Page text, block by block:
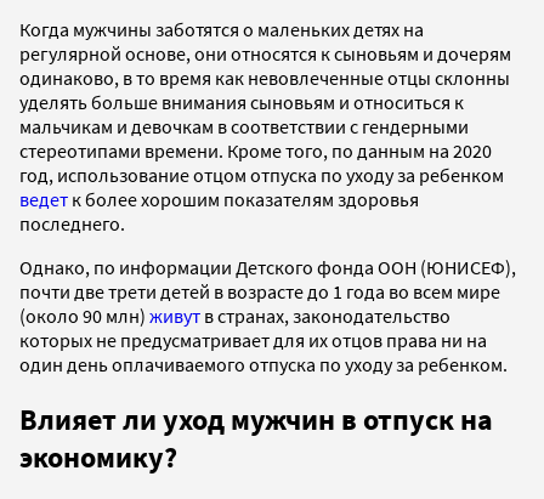
Когда мужчины заботятся о маленьких детях на
регулярной основе, они относятся к сыновьям и дочерям
одинаково, в то время как невовлеченные отцы склонны
уделять больше внимания сыновьям и относиться к
мальчикам и девочкам в соответствии с гендерными
стереотипами времени. Кроме того, по данным на 2020
год, использование отцом отпуска по уходу за ребенком
ведет к более хорошим показателям здоровья
последнего.
Однако, по информации Детского фонда ООН (ЮНИСЕФ),
почти две трети детей в возрасте до 1 года во всем мире
(около 90 млн) живут в странах, законодательство
которых не предусматривает для их отцов права ни на
один день оплачиваемого отпуска по уходу за ребенком.
Влияет ли уход мужчин в отпуск на
экономику?